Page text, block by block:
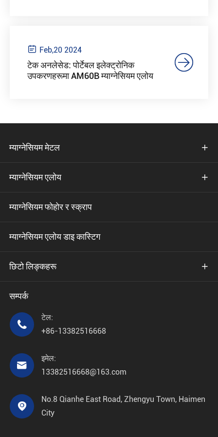
 Feb,20 2024
टेक अनलेसेड: पोर्टेबल इलेक्ट्रोनिक
उपकरणहरूमा AM60B म्याग्नेसियम एलोय

म्याग्नेसियम मेटल 
म्याग्नेसियम एलोय 
म्याग्नेसियम फोहोर र स्क्राप
म्याग्नेसियम एलोय डाइ कास्टिग
छिटो लिङ्कहरू 
सम्पर्क

टेल:
+86-13382516668

इमेल:
13382516668@163.com

No.8 Qianhe East Road, Zhengyu Town, Haimen
City